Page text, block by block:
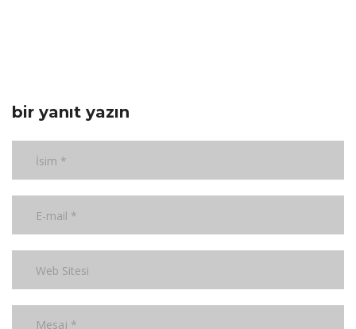
bir yanıt yazın